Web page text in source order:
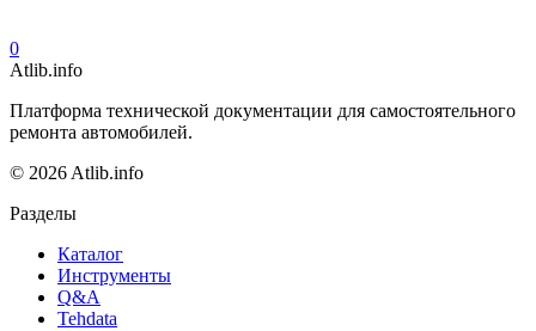
0
Atlib.info
Платформа технической документации для самостоятельного
ремонта автомобилей.
© 2026 Atlib.info
Разделы
Каталог
Инструменты
Q&A
Tehdata